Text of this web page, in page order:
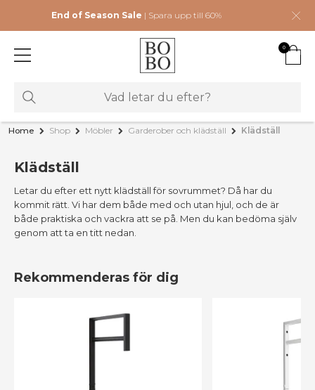
End of Season Sale | Spara upp till 60%
0
Home Shop Möbler Garderober och klädställ Klädställ
Klädställ
Letar du efter ett nytt klädställ för sovrummet? Då har du
kommit rätt. Vi har dem både med och utan hjul, och de är
både praktiska och vackra att se på. Men du kan bedöma själv
genom att ta en titt nedan.
Rekommenderas för dig